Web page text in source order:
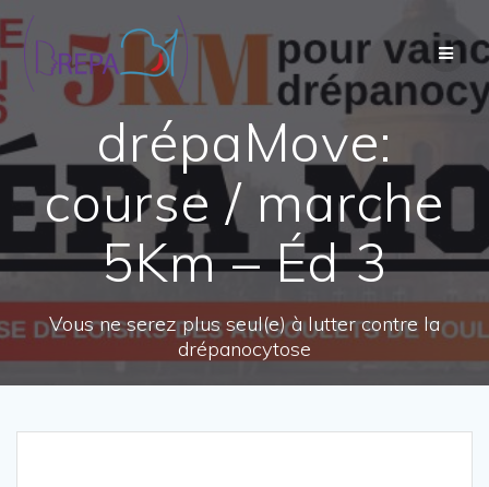
au
contenu
drépaMove:
course / marche
5Km – Éd 3
Vous ne serez plus seul(e) à lutter contre la
drépanocytose